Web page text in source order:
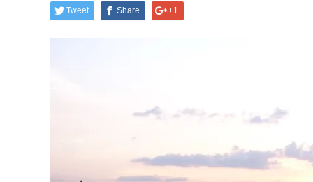
Tweet Share +1